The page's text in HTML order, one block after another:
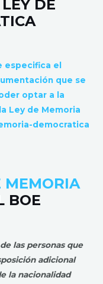
DE
especifica el
que se
optar a la
Ley de Memoria
democratica
MEMORIA
BOE
las personas que
adicional
la nacionalidad